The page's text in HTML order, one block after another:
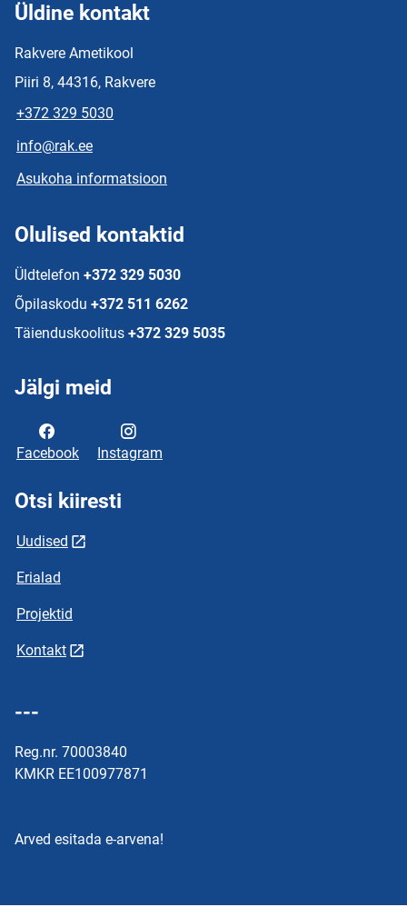
Üldine kontakt
Rakvere Ametikool
Piiri 8, 44316, Rakvere
+372 329 5030
info@rak.ee
Asukoha informatsioon
Olulised kontaktid
Üldtelefon +372 329 5030
Õpilaskodu +372 511 6262
Täienduskoolitus +372 329 5035
Jälgi meid
Facebook Instagram
Otsi kiiresti
Uudised
Erialad
Projektid
Kontakt
---
Reg.nr. 70003840
KMKR EE100977871
Arved esitada e-arvena!